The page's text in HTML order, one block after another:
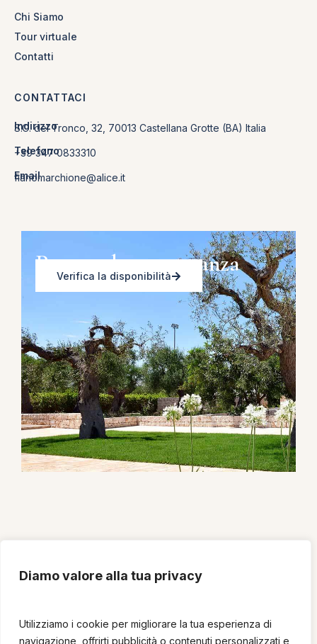
Diamo valore alla tua privacy
Utilizziamo i cookie per migliorare la tua esperienza di
navigazione, offrirti pubblicità o contenuti personalizzati e
Chi Siamo
Tour virtuale
Contatti
CONTATTACI
Indirizzo
S.C. del Tronco, 32, 70013 Castellana Grotte (BA) Italia
Telefono
+39 347 0833310
Email
fianomarchione@alice.it
Prenota la tua vacanza
Verifica la disponibilità
Copyright © 2026 B&B Fiano Marchione | P. IVA: